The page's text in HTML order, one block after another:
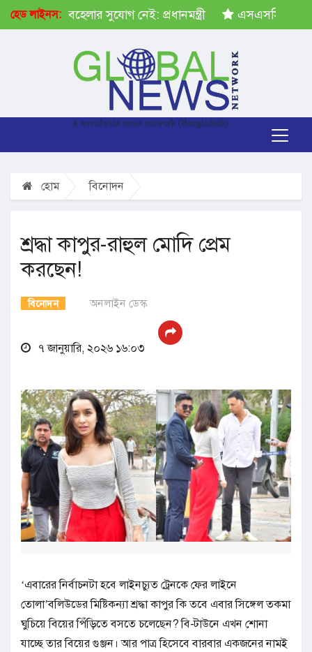
হেড লাইনস:
গ্রহণে অবহেলার সুযোগ নেই: প্রধানমন্ত্রী এসএসসির ফল
হোম বিনোদন
শ্রদ্ধা কাপুর-রাহুল মোদি প্রেম
করছেন!
বিনোদন অনলাইন ডেস্ক
৭ জানুয়ারি, ২০২৬ ১৬:০৩
‘এবারের নির্বাচনটা হবে লাইনচ্যুত ট্রেনকে ফের লাইনে
তোলা’বলিউডের মিষ্টিকন্যা শ্রদ্ধা কাপুর কি তবে এবার সিঙ্গেল তকমা
ঘুচিয়ে বিয়ের পিঁড়িতে বসতে চলেছেন? বি-টাউনে এখন শোনা
যাচ্ছে তার বিয়ের গুঞ্জন। আর পাত্র হিসেবে বারবার একজনের নামই